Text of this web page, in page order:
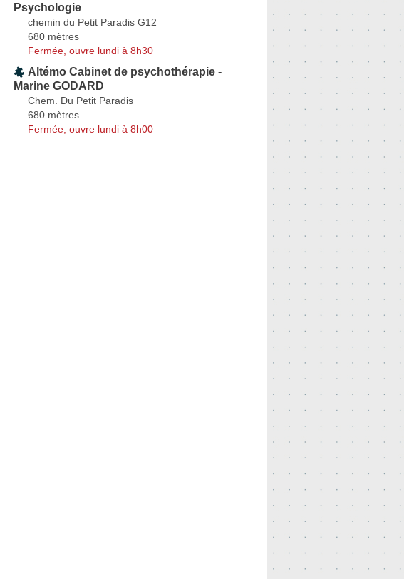
Psychologie
chemin du Petit Paradis G12
680 mètres
Fermée, ouvre lundi à 8h30
Altémo Cabinet de psychothérapie -
Marine GODARD
Chem. Du Petit Paradis
680 mètres
Fermée, ouvre lundi à 8h00